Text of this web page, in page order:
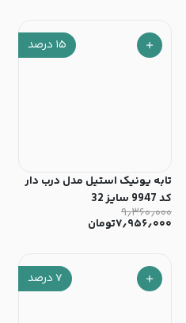
۱۵ درصد
تابه یونیک استیل مدل درب دار
کد 9947 سایز 32
۹٫۳۶۰٫۰۰۰
۷٫۹۵۶٫۰۰۰تومان
۷ درصد